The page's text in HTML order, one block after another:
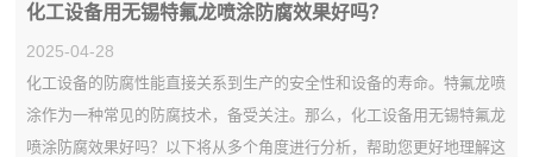
化工设备用无锡特氟龙喷涂防腐效果好吗？
2025-04-28
化工设备的防腐性能直接关系到生产的安全性和设备的寿命。特氟龙喷
涂作为一种常见的防腐技术，备受关注。那么，化工设备用无锡特氟龙
喷涂防腐效果好吗？以下将从多个角度进行分析，帮助您更好地理解这